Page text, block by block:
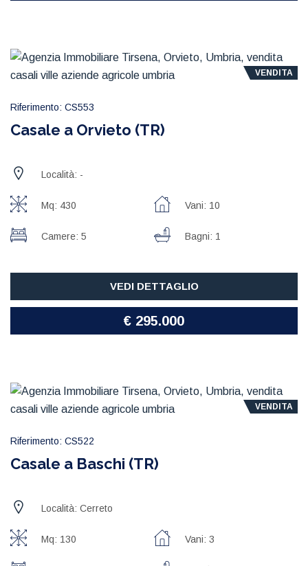
VENDITA
Riferimento: CS553
Casale a Orvieto (TR)
Località: -
Mq: 430 Vani: 10
Camere: 5 Bagni: 1
VEDI DETTAGLIO
€ 295.000
VENDITA
Riferimento: CS522
Casale a Baschi (TR)
Località: Cerreto
Mq: 130 Vani: 3